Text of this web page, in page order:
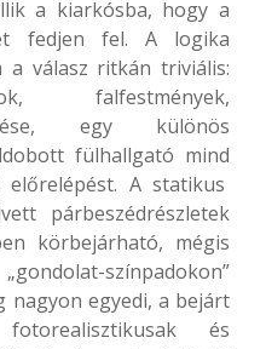
a kiarkósba, hogy a
fedjen fel. A logika
a válasz ritkán triviális:
falfestmények,
egy különös
fülhallgató mind
A statikus
párbeszédrészletek
körbejárható, mégis
színpadokon”
nagyon egyedi, a bejárt
és